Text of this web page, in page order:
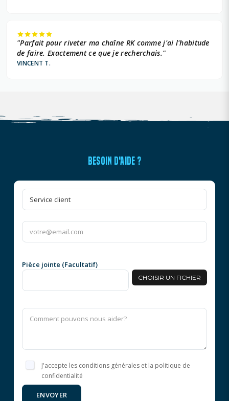
"Parfait pour riveter ma chaîne RK comme j'ai l'habitude
de faire. Exactement ce que je recherchais."
VINCENT T.
BESOIN D'AIDE ?
Pièce jointe (Facultatif)
CHOISIR UN FICHIER
J'accepte les conditions générales et la politique de
confidentialité
ENVOYER